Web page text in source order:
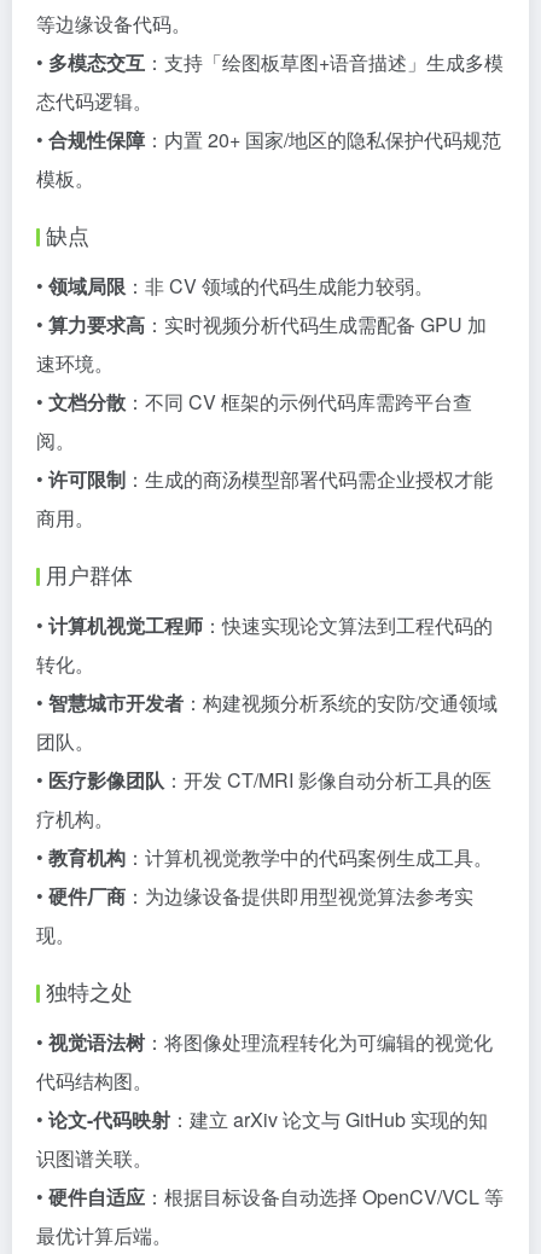
等边缘设备代码。
• 多模态交互 ：支持「绘图板草图+语音描述」生成多模
态代码逻辑。
• 合规性保障 ：内置 20+ 国家/地区的隐私保护代码规范
模板。
缺点
• 领域局限 ：非 CV 领域的代码生成能力较弱。
• 算力要求高 ：实时视频分析代码生成需配备 GPU 加
速环境。
• 文档分散 ：不同 CV 框架的示例代码库需跨平台查
阅。
• 许可限制 ：生成的商汤模型部署代码需企业授权才能
商用。
用户群体
• 计算机视觉工程师 ：快速实现论文算法到工程代码的
转化。
• 智慧城市开发者 ：构建视频分析系统的安防/交通领域
团队。
• 医疗影像团队 ：开发 CT/MRI 影像自动分析工具的医
疗机构。
• 教育机构 ：计算机视觉教学中的代码案例生成工具。
• 硬件厂商 ：为边缘设备提供即用型视觉算法参考实
现。
独特之处
• 视觉语法树 ：将图像处理流程转化为可编辑的视觉化
代码结构图。
• 论文-代码映射 ：建立 arXiv 论文与 GitHub 实现的知
识图谱关联。
• 硬件自适应 ：根据目标设备自动选择 OpenCV/VCL 等
最优计算后端。